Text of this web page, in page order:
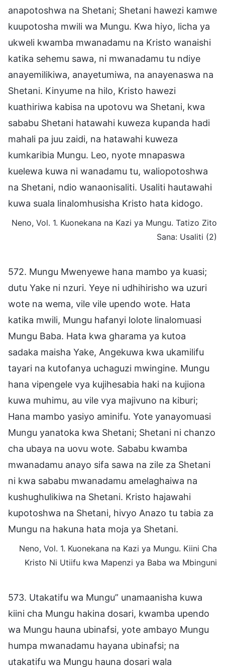
anapotoshwa na Shetani; Shetani hawezi kamwe
kuupotosha mwili wa Mungu. Kwa hiyo, licha ya
ukweli kwamba mwanadamu na Kristo wanaishi
katika sehemu sawa, ni mwanadamu tu ndiye
anayemilikiwa, anayetumiwa, na anayenaswa na
Shetani. Kinyume na hilo, Kristo hawezi
kuathiriwa kabisa na upotovu wa Shetani, kwa
sababu Shetani hatawahi kuweza kupanda hadi
mahali pa juu zaidi, na hatawahi kuweza
kumkaribia Mungu. Leo, nyote mnapaswa
kuelewa kuwa ni wanadamu tu, waliopotoshwa
na Shetani, ndio wanaonisaliti. Usaliti hautawahi
kuwa suala linalomhusisha Kristo hata kidogo.
Neno, Vol. 1. Kuonekana na Kazi ya Mungu. Tatizo Zito
Sana: Usaliti (2)
572. Mungu Mwenyewe hana mambo ya kuasi;
dutu Yake ni nzuri. Yeye ni udhihirisho wa uzuri
wote na wema, vile vile upendo wote. Hata
katika mwili, Mungu hafanyi lolote linalomuasi
Mungu Baba. Hata kwa gharama ya kutoa
sadaka maisha Yake, Angekuwa kwa ukamilifu
tayari na kutofanya uchaguzi mwingine. Mungu
hana vipengele vya kujihesabia haki na kujiona
kuwa muhimu, au vile vya majivuno na kiburi;
Hana mambo yasiyo aminifu. Yote yanayomuasi
Mungu yanatoka kwa Shetani; Shetani ni chanzo
cha ubaya na uovu wote. Sababu kwamba
mwanadamu anayo sifa sawa na zile za Shetani
ni kwa sababu mwanadamu amelaghaiwa na
kushughulikiwa na Shetani. Kristo hajawahi
kupotoshwa na Shetani, hivyo Anazo tu tabia za
Mungu na hakuna hata moja ya Shetani.
Neno, Vol. 1. Kuonekana na Kazi ya Mungu. Kiini Cha
Kristo Ni Utiifu kwa Mapenzi ya Baba wa Mbinguni
573. Utakatifu wa Mungu” unamaanisha kuwa
kiini cha Mungu hakina dosari, kwamba upendo
wa Mungu hauna ubinafsi, yote ambayo Mungu
humpa mwanadamu hayana ubinafsi; na
utakatifu wa Mungu hauna dosari wala